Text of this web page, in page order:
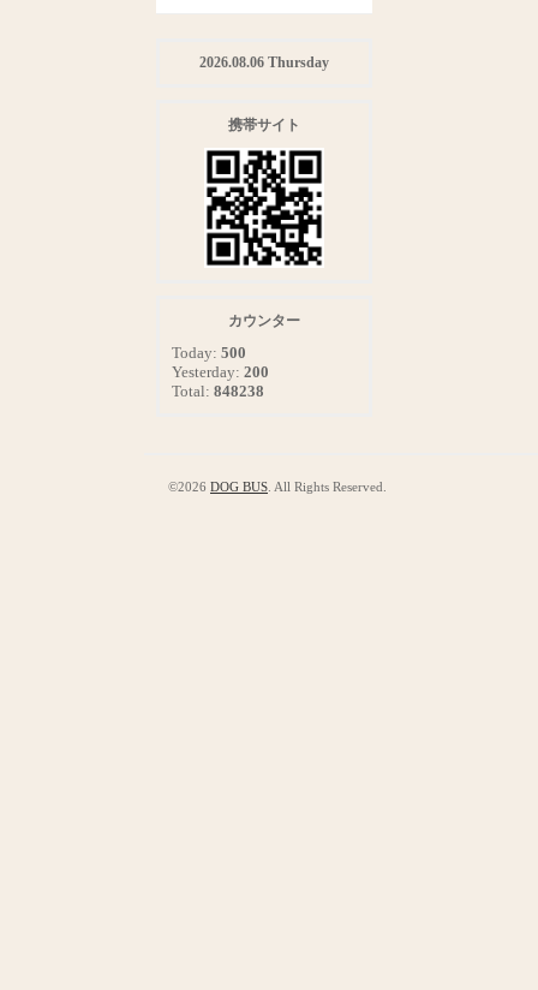
2026.08.06 Thursday
携帯サイト
カウンター
Today: 500
Yesterday: 200
Total: 848238
©2026 DOG BUS . All Rights Reserved.